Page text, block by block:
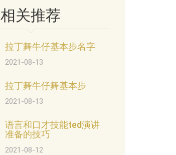
相关推荐
拉丁舞牛仔基本步名字
2021-08-13
拉丁舞牛仔舞基本步
2021-08-13
语言和口才技能ted演讲
准备的技巧
2021-08-12